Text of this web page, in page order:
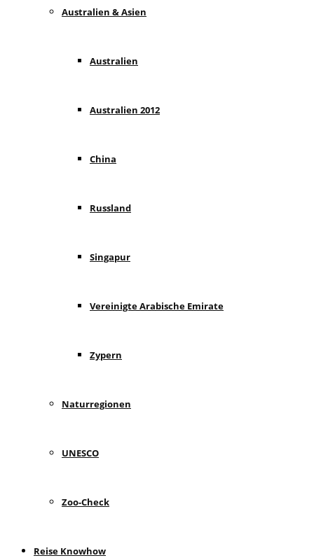
Australien & Asien
Australien
Australien 2012
China
Russland
Singapur
Vereinigte Arabische Emirate
Zypern
Naturregionen
UNESCO
Zoo-Check
Reise Knowhow